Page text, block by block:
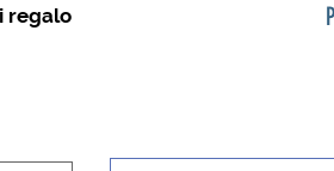
regalo